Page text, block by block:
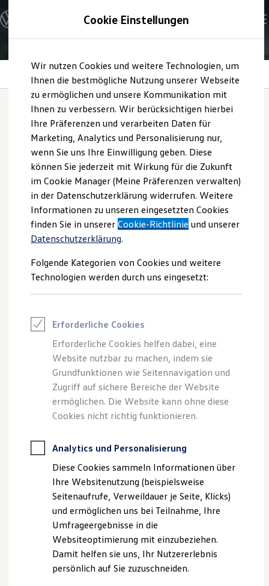
Hauptinhalt
springen
Footer
springen
Modelle und Konfigurator
Konfigurator
Modelle vergleichen
Elektroautos
ENERGY Sondermodelle
Nutzfahrzeuge
SUV und CUV
Familienautos
Kombis
Kompaktwagen
Sportwagen
Schnell verfügbare Fahrzeuge
Angebote und Produkte
Aktuelle Angebote
E-Auto-Förderung
Volkswagen Marktplatz
Die ENERGY Sondermodelle
Junge Gebrauchtwagen und Gebrauchtwagen
Volkswagen Zertifizierte Gebrauchtwagen
Elektromobilität bei Gebrauchtwagen
Saisonangebote
Reifenpakete
Leasing
Leasing-Angebote
Elektroauto Leasing
Kleinwagen-Leasing
Leasing ohne Anzahlung
Finanzierung
Autokredit mit Schlussrate
Versicherungen und Garantien
Kfz-Versicherung
Restschuldversicherungen
Garantien
Professional Class bei Volkswagen
Behörden
Direktkunden
Sonderfahrzeuge
Anpfiff zum Gewinn
Elektromobilität
Elektroautos
ID. Tutorials
Elektrofahrzeugkonzepte
ID. EVERY1
Reichweite
Air Care Climatronic
Air Care Climatronic
Verbleibende Zeit,
Air Care Climatronic wird beispielhaft dargestellt am
Modelljahr 2022.
Kann abwählbare Sonderausstattung enthalten.
Für eine abschließende und detaillierte Funktionsdarstellung
sind ausschließlich die Ausführungen in der für Ihr Fahrzeug
relevanten Betriebsanleitung maßgeblich.
Die Informationen in diesem Video stellen keinen Ersatz dafür
dar. Videostand: 10.2022.
Systemgrenzen.
Abbildungen können je nach Software-Version vom
Auslieferungsstand abweichen.
Nutzungsbedingungen
Datenschutzerklärungen
Cookie-Richtlinie
Cookie Einstellungen
Wir nutzen Cookies und weitere Technologien, um
Ihnen die bestmögliche Nutzung unserer Webseite
zu ermöglichen und unsere Kommunikation mit
Ihnen zu verbessern. Wir berücksichtigen hierbei
Ihre Präferenzen und verarbeiten Daten für
Marketing, Analytics und Personalisierung nur,
wenn Sie uns Ihre Einwilligung geben. Diese
können Sie jederzeit mit Wirkung für die Zukunft
im Cookie Manager (Meine Präferenzen verwalten)
in der Datenschutzerklärung widerrufen. Weitere
Informationen zu unseren eingesetzten Cookies
finden Sie in unsererCookie-Richtlinie und unserer
Datenschutzerklärung.
Folgende Kategorien von Cookies und weitere
Technologien werden durch uns eingesetzt:
Erforderliche Cookies
Erforderliche Cookies helfen dabei, eine
Website nutzbar zu machen, indem sie
Grundfunktionen wie Seitennavigation und
Zugriff auf sichere Bereiche der Website
ermöglichen. Die Website kann ohne diese
Cookies nicht richtig funktionieren.
Analytics und Personalisierung
Diese Cookies sammeln Informationen über
Ihre Websitenutzung (beispielsweise
Seitenaufrufe, Verweildauer je Seite, Klicks)
und ermöglichen uns bei Teilnahme, Ihre
Umfrageergebnisse in die
Websiteoptimierung mit einzubeziehen.
Damit helfen sie uns, Ihr Nutzererlebnis
persönlich auf Sie zuzuschneiden.